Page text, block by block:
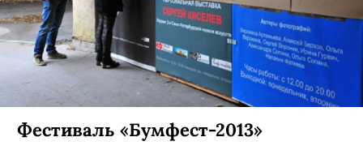
Фестиваль «Бумфест-2013»